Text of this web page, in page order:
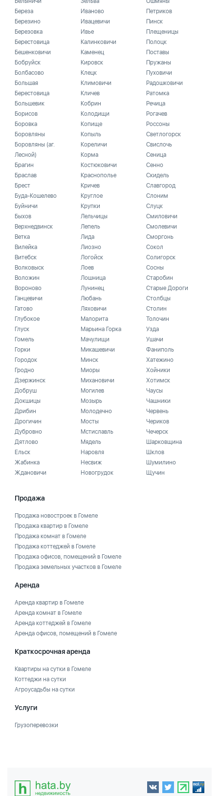
Береза
Березино
Березовка
Берестовица
Бешенковичи
Бобруйск
Болбасово
Большая
Берестовица
Большевик
Борисов
Боровка
Боровляны
Боровляны (аг.
Лесной)
Брагин
Браслав
Брест
Буда-Кошелево
Буйничи
Быхов
Верхнедвинск
Ветка
Вилейка
Витебск
Волковыск
Воложин
Вороново
Ганцевичи
Гатово
Глубокое
Глуск
Гомель
Горки
Городок
Гродно
Дзержинск
Добруш
Докшицы
Дрибин
Дрогичин
Дубровно
Дятлово
Ельск
Жабинка
Ждановичи
Иваново
Ивацевичи
Ивье
Калинковичи
Каменец
Кировск
Клецк
Климовичи
Кличев
Кобрин
Колодищи
Копище
Копыль
Кореличи
Корма
Костюковичи
Краснополье
Кричев
Круглое
Крупки
Лельчицы
Лепель
Лида
Лиозно
Логойск
Лоев
Лошница
Лунинец
Любань
Ляховичи
Малорита
Марьина Горка
Мачулищи
Микашевичи
Минск
Миоры
Михановичи
Могилев
Мозырь
Молодечно
Мосты
Мстиславль
Мядель
Наровля
Несвиж
Новогрудок
Петриков
Пинск
Плещеницы
Полоцк
Поставы
Пружаны
Пуховичи
Радошковичи
Ратомка
Речица
Рогачев
Россоны
Светлогорск
Свислочь
Сеница
Сенно
Скидель
Славгород
Слоним
Слуцк
Смиловичи
Смолевичи
Сморгонь
Сокол
Солигорск
Сосны
Старобин
Старые Дороги
Столбцы
Столин
Толочин
Узда
Ушачи
Фаниполь
Хатежино
Хойники
Хотимск
Чаусы
Чашники
Червень
Чериков
Чечерск
Шарковщина
Шклов
Шумилино
Щучин
Продажа
Продажа новостроек в Гомеле
Продажа квартир в Гомеле
Продажа комнат в Гомеле
Продажа коттеджей в Гомеле
Продажа офисов, помещений в Гомеле
Продажа земельных участков в Гомеле
Аренда
Аренда квартир в Гомеле
Аренда комнат в Гомеле
Аренда коттеджей в Гомеле
Аренда офисов, помещений в Гомеле
Краткосрочная аренда
Квартиры на сутки в Гомеле
Коттеджи на сутки
Агроусадьбы на сутки
Услуги
Грузоперевозки